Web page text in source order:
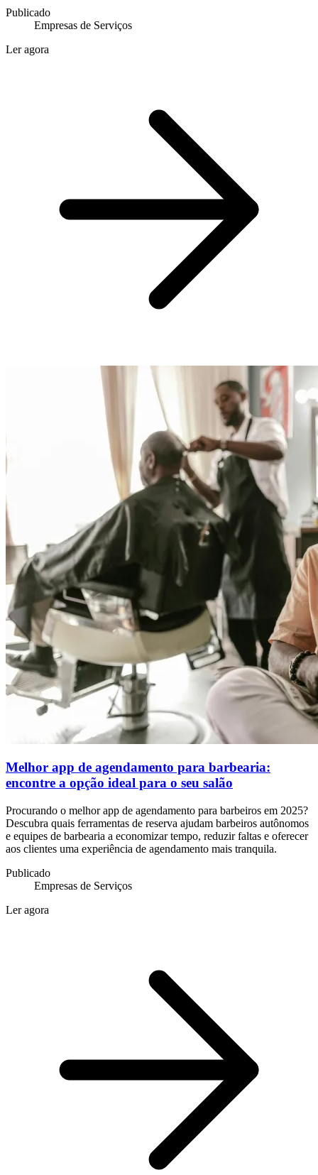
Publicado
Empresas de Serviços
Ler agora
Melhor app de agendamento para barbearia:
encontre a opção ideal para o seu salão
Procurando o melhor app de agendamento para barbeiros em 2025?
Descubra quais ferramentas de reserva ajudam barbeiros autônomos
e equipes de barbearia a economizar tempo, reduzir faltas e oferecer
aos clientes uma experiência de agendamento mais tranquila.
Publicado
Empresas de Serviços
Ler agora